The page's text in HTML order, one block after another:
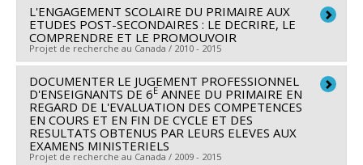
du Québec - Société et culture (FQRSC)
Programmes de subvention :PVXXXXXX-(AC) Action
concertée : Prog de rech sur la persévérance et la
Pour la majorité des élèves, le passage à l’école
secondaire s’accompagne d’une diminution de leur
rendement dans les matières de base, d’un déclin de
leur motivation pour l’école et, pour plusieurs,
d’importantsproblèmes d’ajustement psychosocial.
Les difficultés éprouvées lors du passage au
secondaire seraient un important prédicteur de
l’abandon scolaire. À cet égard, les enfants qui, dès le
L'ENGAGEMENT SCOLAIRE DU PRIMAIRE AUX
ETUDES POST-SECONDAIRES : LE DECRIRE, LE
COMPRENDRE ET LE PROMOUVOIR
Projet de recherche au Canada / 2010 - 2015
Chercheur principal : Michel Janosz
Co-chercheurs : Linda S. Pagani,Sophie Parent,Roch
Chouinard,Isabelle Archambault , Véronique Dupéré
Carole Vezeau,Thérèse Bouffard
DOCUMENTER LE JUGEMENT PROFESSIONNEL
D'ENSEIGNANTS DE 6E ANNEE DU PRIMAIRE EN
REGARD DE L'EVALUATION DES COMPETENCES
EN COURS ET EN FIN DE CYCLE ET DES
RESULTATS OBTENUS PAR LEURS ELEVES AUX
EXAMENS MINISTERIELS
Projet de recherche au Canada / 2009 - 2015